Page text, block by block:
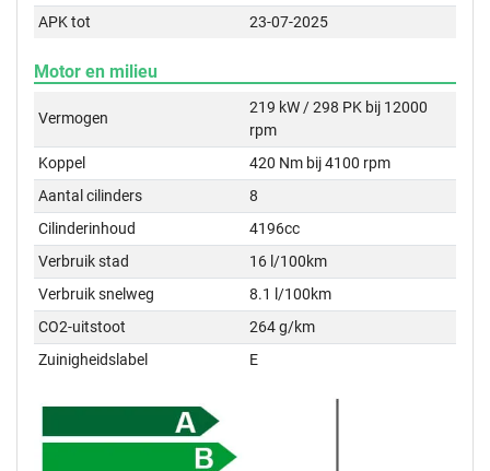
APK tot
23-07-2025
Motor en milieu
Vermogen
219 kW / 298 PK bij 12000
rpm
Koppel
420 Nm bij 4100 rpm
Aantal cilinders
8
Cilinderinhoud
4196cc
Verbruik stad
16 l/100km
Verbruik snelweg
8.1 l/100km
CO2-uitstoot
264 g/km
Zuinigheidslabel
E